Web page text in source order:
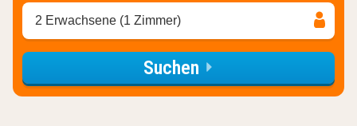
2 Erwachsene (1 Zimmer)
Suchen